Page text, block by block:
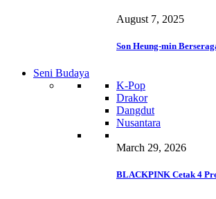
August 7, 2025
Son Heung-min
Seni Budaya
K-Pop
Drakor
Dangdut
Nusantara
March 29, 2026
BLACKPINK Cetak 4